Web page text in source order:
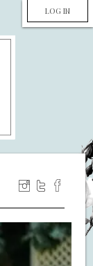
LOG IN